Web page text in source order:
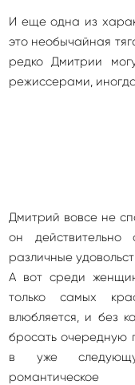
И еще одна из
это необычайная
редко Дмитрии
режиссерами,
Дмитрий вовсе не
он
различные
А вот среди
только самых
влюбляется, и без
бросать очередную
в уже
романтическое